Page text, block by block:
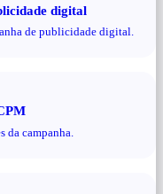
digital
de publicidade digital.
da campanha.